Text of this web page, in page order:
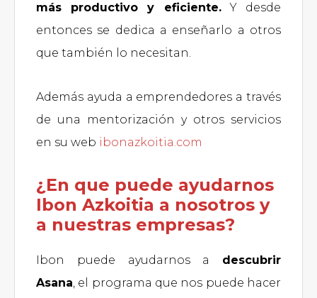
más productivo y eficiente.Y desde
entonces se dedica a enseñarlo a otros
que también lo necesitan.
Además ayuda a emprendedores a través
de una mentorización y otros servicios
en su web ibonazkoitia.com
¿En que puede ayudarnos
Ibon Azkoitia a nosotros y
a nuestras empresas?
Ibon puede ayudarnos a descubrir
Asana, el programa que nos puede hacer